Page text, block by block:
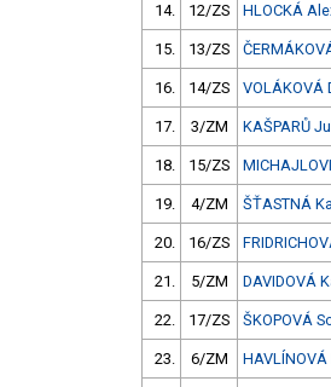
14. 12/ZS HLOCKÁ
15. 13/ZS
16. 14/ZS VOLÁKOVÁ
17. 3/ZM KAŠPARŮ
18. 15/ZS
19. 4/ZM ŠŤASTNÁ
20. 16/ZS
21. 5/ZM DAVIDOVÁ
22. 17/ZS ŠKOPOVÁ
23. 6/ZM HAVLÍNOVÁ